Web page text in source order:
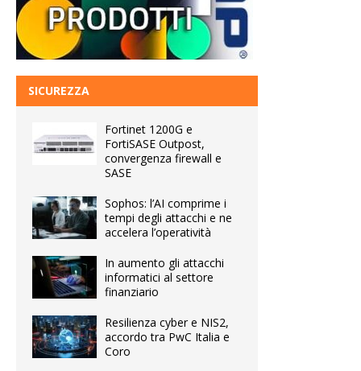
SICUREZZA
Fortinet 1200G e
FortiSASE Outpost,
convergenza firewall e
SASE
Sophos: l’AI comprime i
tempi degli attacchi e ne
accelera l’operatività
In aumento gli attacchi
informatici al settore
finanziario
Resilienza cyber e NIS2,
accordo tra PwC Italia e
Coro